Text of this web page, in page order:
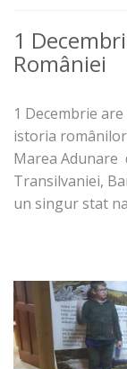
1
României
1 Decembrie
istoria
Marea Adunare
Transilvaniei,
un singur stat